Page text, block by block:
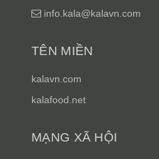
info.kala@kalavn.com
TÊN MIỀN
kalavn.com
kalafood.net
MẠNG XÃ HỘI